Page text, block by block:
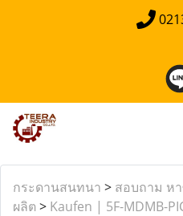
กระดานสนทนา > สอบถาม ห
ผลิต > Kaufen | 5F-MDMB-